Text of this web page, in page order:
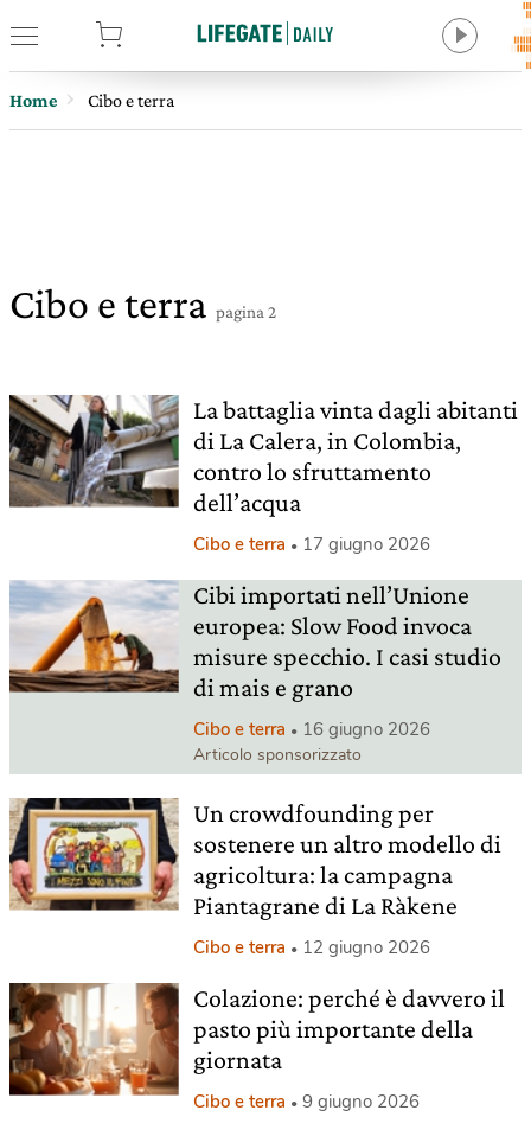
Home Cibo e terra
Cibo e terra pagina 2
La battaglia vinta dagli abitanti
di La Calera, in Colombia,
contro lo sfruttamento
dell’acqua
Cibo e terra 17 giugno 2026
Cibi importati nell’Unione
europea: Slow Food invoca
misure specchio. I casi studio
di mais e grano
Cibo e terra 16 giugno 2026
Articolo sponsorizzato
Un crowdfounding per
sostenere un altro modello di
agricoltura: la campagna
Piantagrane di La Ràkene
Cibo e terra 12 giugno 2026
Colazione: perché è davvero il
pasto più importante della
giornata
Cibo e terra 9 giugno 2026